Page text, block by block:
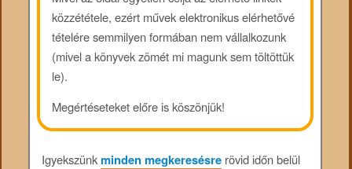
közzététele, ezért művek elektronikus elérhetővé
tételére semmilyen formában nem vállalkozunk
(mivel a könyvek zömét mi magunk sem töltöttük
le).
Megértéseteket előre is köszönjük!
Igyekszünkminden megkeresésrerövid időn belül